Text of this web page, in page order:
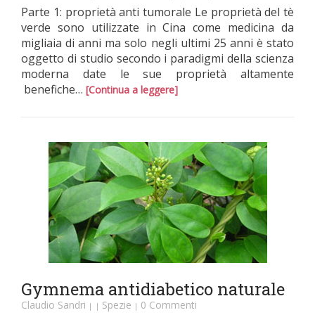
Parte 1: proprietà anti tumorale Le proprietà del tè
verde sono utilizzate in Cina come medicina da
migliaia di anni ma solo negli ultimi 25 anni è stato
oggetto di studio secondo i paradigmi della scienza
moderna date le sue proprietà altamente
benefiche… [Continua a leggere]
Gymnema antidiabetico naturale
Claudio Sandri | | Spezie | 0 Commenti